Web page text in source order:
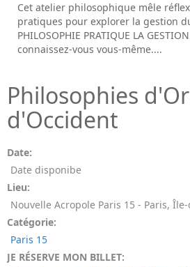
Cet atelier philosophique mêle
pratiques pour explorer la gestion
PHILOSOPHIE PRATIQUE LA
connaissez-vous vous-même....
Philosophies
d'Occident
Date:
Date disponibe
Lieu:
Nouvelle Acropole Paris 15 - Paris,
Catégorie:
Paris 15
JE RÉSERVE MON BILLET: